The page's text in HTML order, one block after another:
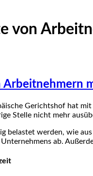
von
Arbeitnehmern
Gerichtshof hat
Stelle nicht mehr
belastet werden, wie
ab.